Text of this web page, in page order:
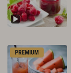
PREMIUM